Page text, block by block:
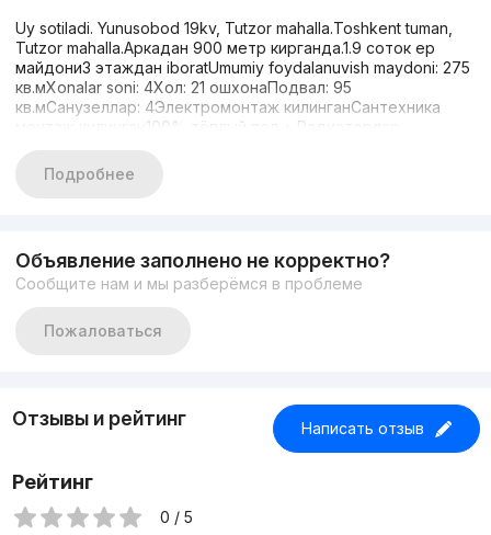
Uy sotiladi. Yunusobod 19kv, Tutzor mahalla.Toshkent tuman,
Tutzor mahalla.Аркадан 900 метр кирганда.1.9 соток ер
майдони3 этаждан iboratUmumiy foydalanuvish maydoni: 275
кв.мXonalar soni: 4Хол: 21 ошхонаПодвал: 95
кв.мСанузеллар: 4Электромонтаж килинганСантехника
монтаж килинган100% тёплый пол + Радиаторлар
ҳусусийНархи: 170.000$Коробка нархи: 130.000$TEL :
+998998439898
Подробнее
Объявление заполнено не корректно?
Сообщите нам и мы разберёмся в проблеме
Пожаловаться
Отзывы и рейтинг Написать отзыв
Рейтинг
0 / 5